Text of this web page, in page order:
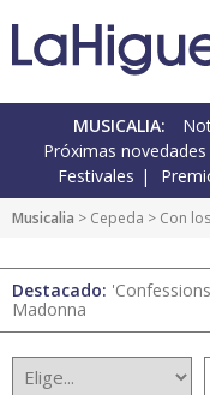
MUSICALIA:
Próximas novedades
Festivales
Musicalia > Cepeda > Con
Destacado:
Madonna